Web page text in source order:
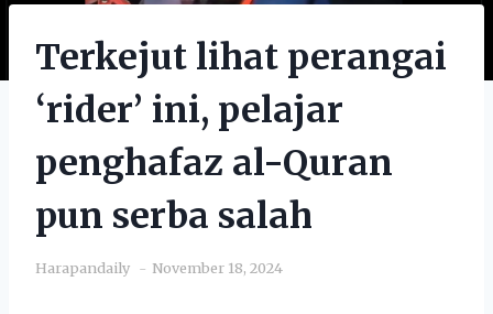
Terkejut lihat perangai
‘rider’ ini, pelajar
penghafaz al-Quran
pun serba salah
Harapandaily November 18, 2024